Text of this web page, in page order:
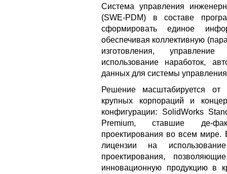
Система управления
(SWE-PDM) в составе
сформировать единое
обеспечивая коллективную
изготовления,
использование наработок,
данных для системы
Решение масштабируется
крупных корпораций и
конфигурации: SolidWorks
Premium, ставшие де-
проектирования во всем мире.
лицензии на
проектирования,
инновационную продукцию в